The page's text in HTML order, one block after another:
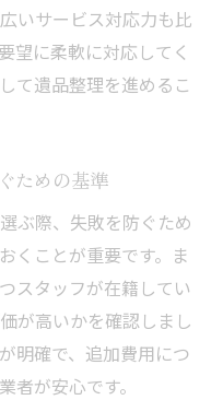
いサービス対応力も比
望に柔軟に対応してく
て遺品整理を進めるこ
ための基準
ぶ際、失敗を防ぐため
くことが重要です。ま
スタッフが在籍してい
が高いかを確認しまし
明確で、追加費用につ
者が安心です。